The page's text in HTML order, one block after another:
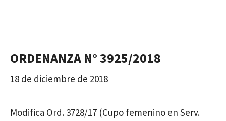
ORDENANZA N° 3925/2018
18 de diciembre de 2018
Modifica Ord. 3728/17 (Cupo femenino en Serv.